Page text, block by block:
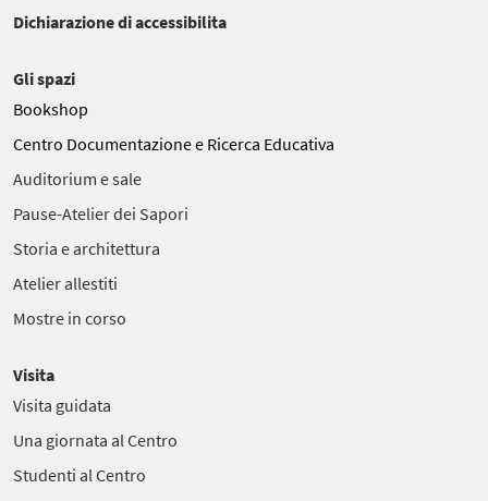
Dichiarazione di accessibilita
Gli spazi
Bookshop
Centro Documentazione e Ricerca Educativa
Auditorium e sale
Pause-Atelier dei Sapori
Storia e architettura
Atelier allestiti
Mostre in corso
Visita
Visita guidata
Una giornata al Centro
Studenti al Centro